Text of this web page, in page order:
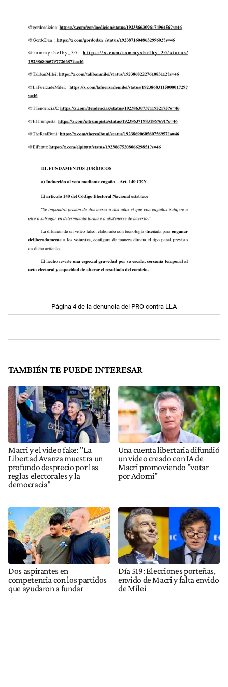
Página 4 de la denuncia del PRO contra LLA
TAMBIÉN TE PUEDE INTERESAR
Macri y el video fake: "La
Libertad Avanza muestra un
profundo desprecio por las
reglas electorales y la
democracia"
Una cuenta libertaria difundió
un video creado con IA de
Macri promoviendo "votar
por Adorni"
Dos aspirantes en
competencia con los partidos
que ayudaron a fundar
Día 519: Elecciones porteñas,
envido de Macri y falta envido
de Milei